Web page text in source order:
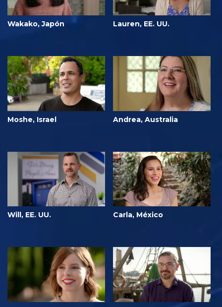
Wakako, Japón Lauren, EE. UU.
Moshe, Israel Andrea, Australia
Will, EE. UU. Carla, México